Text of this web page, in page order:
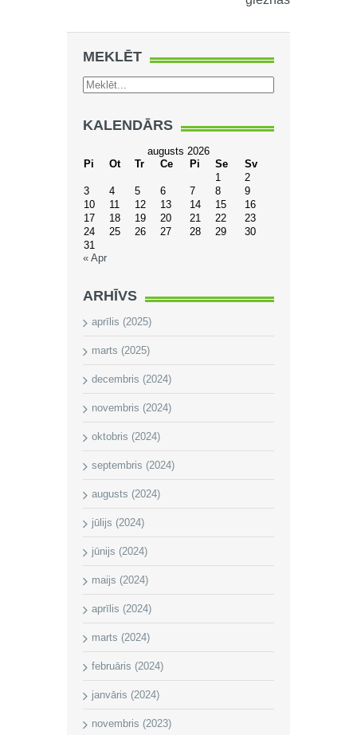
MEKLĒT
KALENDĀRS
augusts 2026
Pi
Ot Tr Ce Pi Se
Sv
1
2
3
4 5 6 7 8
9
10
11 12 13 14 15
16
17
18 19 20 21 22
23
24
25 26 27 28 29
30
31
« Apr
ARHĪVS
aprīlis (2025)
marts (2025)
decembris (2024)
novembris (2024)
oktobris (2024)
septembris (2024)
augusts (2024)
jūlijs (2024)
jūnijs (2024)
maijs (2024)
aprīlis (2024)
marts (2024)
februāris (2024)
janvāris (2024)
novembris (2023)